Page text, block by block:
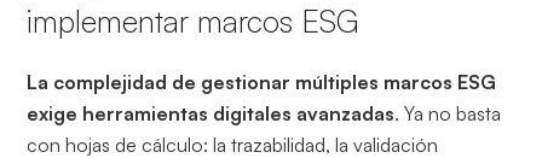
implementar marcos ESG
La complejidad de gestionar múltiples marcos ESG
exige herramientas digitales avanzadas. Ya no basta
con hojas de cálculo: la trazabilidad, la validación